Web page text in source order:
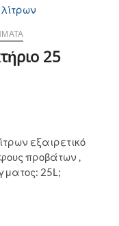
25
εξαιρετικό
προβάτων ,
25L;